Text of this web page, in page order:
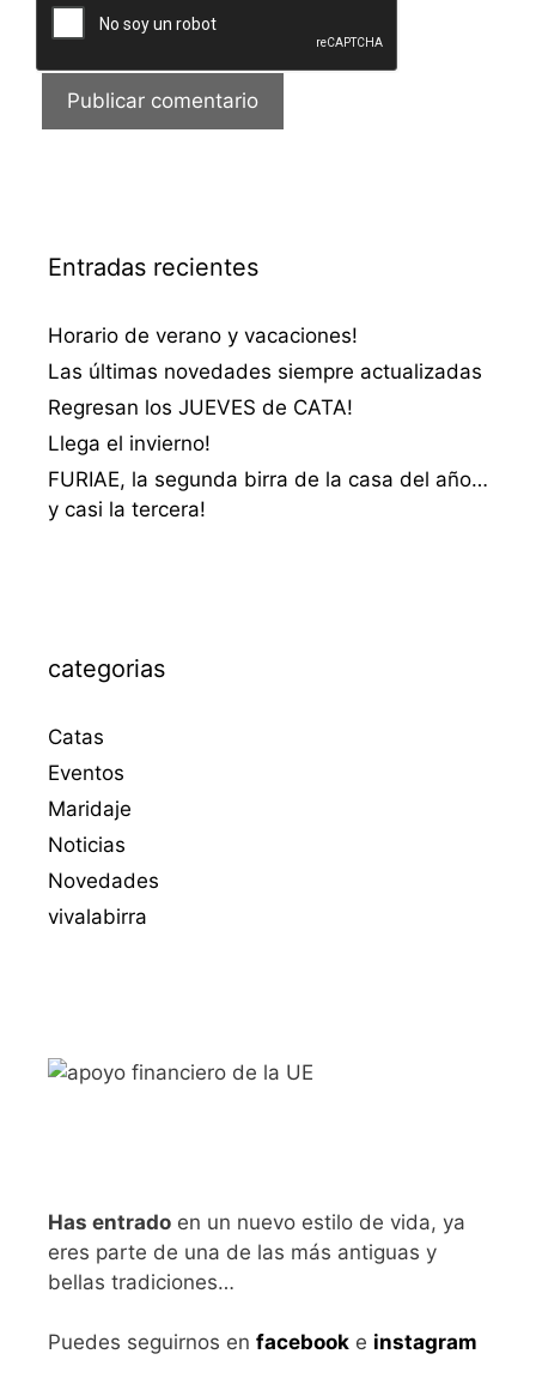
Entradas recientes
Horario de verano y vacaciones!
Las últimas novedades siempre actualizadas
Regresan los JUEVES de CATA!
Llega el invierno!
FURIAE, la segunda birra de la casa del año…
y casi la tercera!
categorias
Catas
Eventos
Maridaje
Noticias
Novedades
vivalabirra
Has entrado en un nuevo estilo de vida, ya
eres parte de una de las más antiguas y
bellas tradiciones…
Puedes seguirnos en facebook e instagram